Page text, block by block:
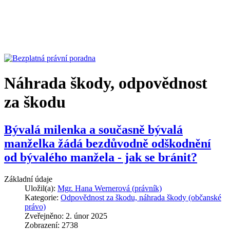
Náhrada škody, odpovědnost
za škodu
Bývalá milenka a současně bývalá
manželka žádá bezdůvodně odškodnění
od bývalého manžela - jak se bránit?
Základní údaje
Uložil(a): Mgr. Hana Wernerová (právník)
Kategorie: Odpovědnost za škodu, náhrada škody (občanské
právo)
Zveřejněno: 2. únor 2025
Zobrazení: 2738